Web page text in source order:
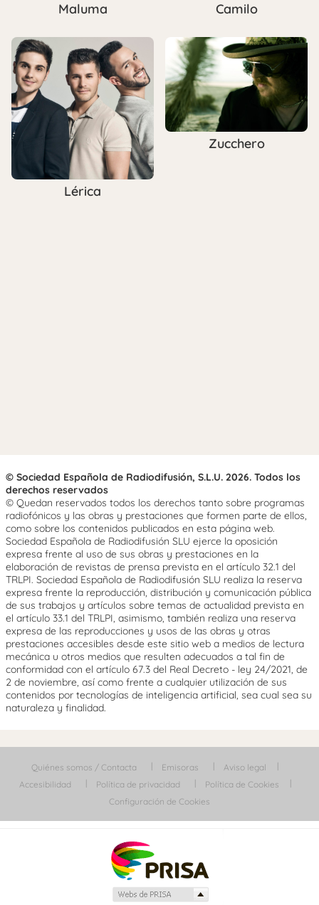
Maluma Camilo
Lérica
Zucchero
© Sociedad Española de Radiodifusión, S.L.U. 2026. Todos los
derechos reservados
© Quedan reservados todos los derechos tanto sobre programas
radiofónicos y las obras y prestaciones que formen parte de ellos,
como sobre los contenidos publicados en esta página web.
Sociedad Española de Radiodifusión SLU ejerce la oposición
expresa frente al uso de sus obras y prestaciones en la
elaboración de revistas de prensa prevista en el artículo 32.1 del
TRLPI. Sociedad Española de Radiodifusión SLU realiza la reserva
expresa frente la reproducción, distribución y comunicación pública
de sus trabajos y artículos sobre temas de actualidad prevista en
el artículo 33.1 del TRLPI, asimismo, también realiza una reserva
expresa de las reproducciones y usos de las obras y otras
prestaciones accesibles desde este sitio web a medios de lectura
mecánica u otros medios que resulten adecuados a tal fin de
conformidad con el artículo 67.3 del Real Decreto - ley 24/2021, de
2 de noviembre, así como frente a cualquier utilización de sus
contenidos por tecnologías de inteligencia artificial, sea cual sea su
naturaleza y finalidad.
Quiénes somos / Contacta Emisoras
Aviso legal
Accesibilidad
Política de privacidad
Política de Cookies
Configuración de Cookies